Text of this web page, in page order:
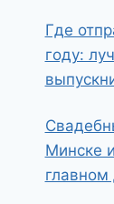
Где
году:
Минске
главном